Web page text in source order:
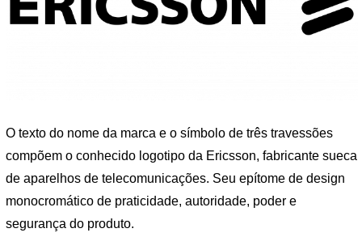
O texto do nome da marca e o símbolo de três travessões
compõem o conhecido logotipo da Ericsson, fabricante sueca
de aparelhos de telecomunicações. Seu epítome de design
monocromático de praticidade, autoridade, poder e
segurança do produto.